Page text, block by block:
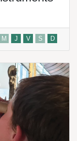
M J V S D